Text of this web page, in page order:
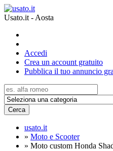
Usato.it - Aosta
Accedi
Crea un account gratuito
Pubblica il tuo annuncio
Cerca
usato.it
» Moto e Scooter
» Moto custom Honda